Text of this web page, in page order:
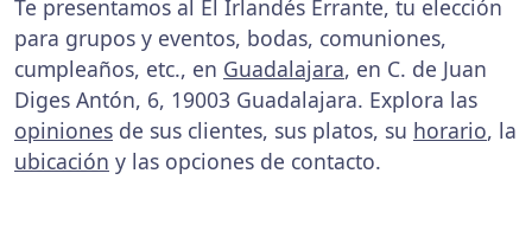
Te presentamos al El Irlandés Errante, tu elección
para grupos y eventos, bodas, comuniones,
cumpleaños, etc., en Guadalajara, en C. de Juan
Diges Antón, 6, 19003 Guadalajara. Explora las
opiniones de sus clientes, sus platos, su horario, la
ubicación y las opciones de contacto.